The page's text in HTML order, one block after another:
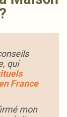
convaincus
de la beauté
confiance
donc